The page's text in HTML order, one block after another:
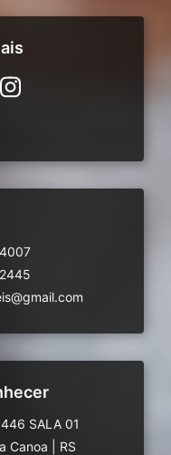
446 SALA 01
Canoa
RS